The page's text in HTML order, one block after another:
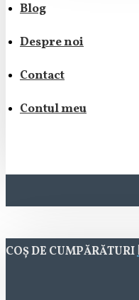
Blog
Despre noi
Contact
Contul meu
COȘ DE CUMPĂRĂTURI